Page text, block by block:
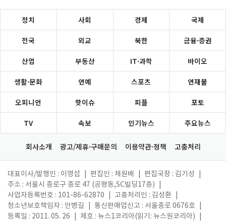
정치 사회 경제 국제
전국 외교 북한 금융·증권
산업 부동산 IT·과학 바이오
생활·문화 연예 스포츠 연재물
오피니언 핫이슈 피플 포토
TV 속보 인기뉴스 주요뉴스
회사소개 광고/제휴·구매문의 이용약관·정책 고충처리
대표이사/발행인 : 이영섭 편집인 : 채원배 편집국장 : 김기성
주소 : 서울시 종로구 종로 47 (공평동,SC빌딩17층)
사업자등록번호 : 101-86-62870
고충처리인 : 김성환
청소년보호책임자 : 안병길
통신판매업신고 : 서울종로 0676호
등록일 : 2011. 05. 26
제호 : 뉴스1코리아(읽기: 뉴스원코리아)